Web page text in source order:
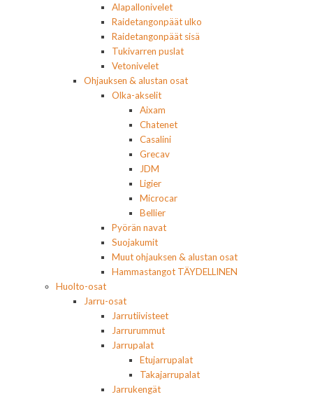
Alapallonivelet
Raidetangonpäät ulko
Raidetangonpäät sisä
Tukivarren puslat
Vetonivelet
Ohjauksen & alustan osat
Olka-akselit
Aixam
Chatenet
Casalini
Grecav
JDM
Ligier
Microcar
Bellier
Pyörän navat
Suojakumit
Muut ohjauksen & alustan osat
Hammastangot TÄYDELLINEN
Huolto-osat
Jarru-osat
Jarrutiivisteet
Jarrurummut
Jarrupalat
Etujarrupalat
Takajarrupalat
Jarrukengät